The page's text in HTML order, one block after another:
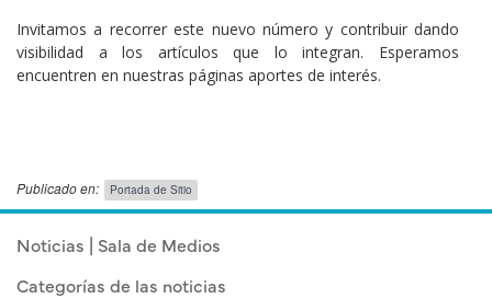
Noticias | Sala de Medios
Categorías de las noticias
Invitamos a recorrer este nuevo número y contribuir dando
visibilidad a los artículos que lo integran. Esperamos
encuentren en nuestras páginas aportes de interés.
Publicado en: Portada de Sitio
Publicado el Martes 2 Junio, 2020